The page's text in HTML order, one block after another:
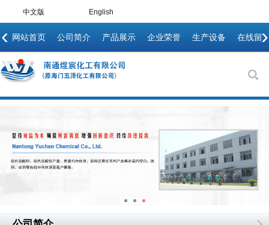
中文版 English
网站首页 公司简介 产品展示 企业荣誉 生产设备 在线留
‹ ›